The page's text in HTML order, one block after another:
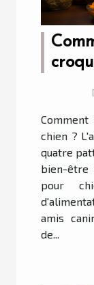
chien ?
quatre
bien-être
pour
amis
de...